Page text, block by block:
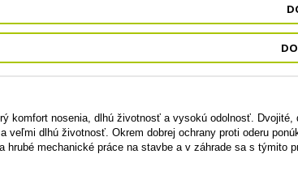
komfort nosenia, dlhú životnosť a vysokú odolnosť. Dvojité,
dlhú životnosť. Okrem dobrej ochrany proti oderu
mechanické práce na stavbe a v záhrade sa s týmito